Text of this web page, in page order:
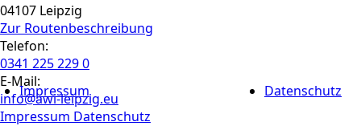
Impressum Datenschutz
04107 Leipzig
Zur Routen­beschreibung
Telefon:
0341 225 229 0
E-Mail:
info@awi-leipzig.eu
Impressum Datenschutz